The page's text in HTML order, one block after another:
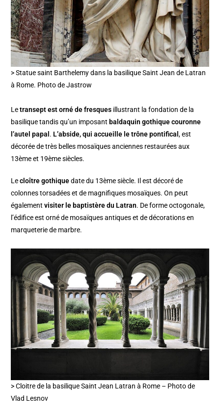
> Statue saint Barthelemy dans la basilique Saint Jean de Latran
à Rome. Photo de Jastrow
Letransept est orné de fresques illustrant la fondation de la
basilique tandis qu’un imposant baldaquin gothique couronne
l’autel papal . L’abside, qui accueille le trône pontifical, est
décorée de très belles mosaïques anciennes restaurées aux
13ème et 19ème siècles.
Lecloître gothiquedate du 13ème siècle. Il est décoré de
colonnes torsadées et de magnifiques mosaïques. On peut
égalementvisiter le baptistère du Latran. De forme octogonale,
l’édifice est orné de mosaïques antiques et de décorations en
marqueterie de marbre.
> Cloitre de la basilique Saint Jean Latran à Rome – Photo de
Vlad Lesnov